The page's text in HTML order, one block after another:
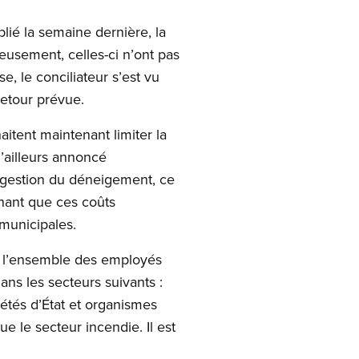
la semaine dernière, la
celles-ci n’ont pas
le conciliateur s’est vu
prévue.
maintenant limiter la
annoncé
du déneigement, ce
que ces coûts
des employés
les secteurs suivants :
d’État et organismes
le secteur incendie. Il est